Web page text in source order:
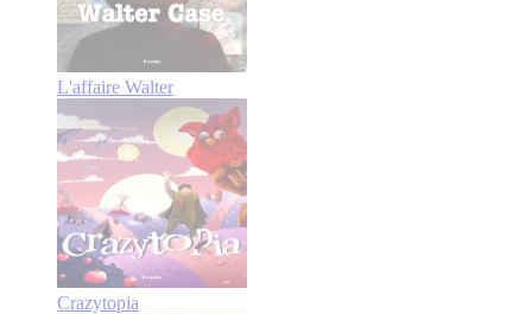
L'affaire Walter
Crazytopia